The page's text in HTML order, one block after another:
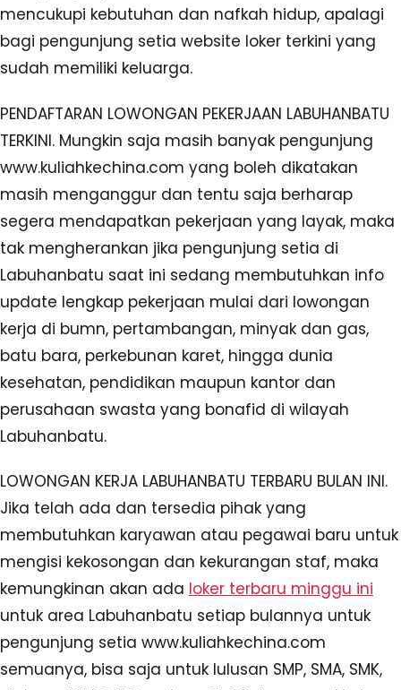
mencukupi kebutuhan dan nafkah hidup, apalagi
bagi pengunjung setia website loker terkini yang
sudah memiliki keluarga.
PENDAFTARAN LOWONGAN PEKERJAAN LABUHANBATU
TERKINI. Mungkin saja masih banyak pengunjung
www.kuliahkechina.com yang boleh dikatakan
masih menganggur dan tentu saja berharap
segera mendapatkan pekerjaan yang layak, maka
tak mengherankan jika pengunjung setia di
Labuhanbatu saat ini sedang membutuhkan info
update lengkap pekerjaan mulai dari lowongan
kerja di bumn, pertambangan, minyak dan gas,
batu bara, perkebunan karet, hingga dunia
kesehatan, pendidikan maupun kantor dan
perusahaan swasta yang bonafid di wilayah
Labuhanbatu.
LOWONGAN KERJA LABUHANBATU TERBARU BULAN INI.
Jika telah ada dan tersedia pihak yang
membutuhkan karyawan atau pegawai baru untuk
mengisi kekosongan dan kekurangan staf, maka
kemungkinan akan ada loker terbaru minggu ini
untuk area Labuhanbatu setiap bulannya untuk
pengunjung setia www.kuliahkechina.com
semuanya, bisa saja untuk lulusan SMP, SMA, SMK,